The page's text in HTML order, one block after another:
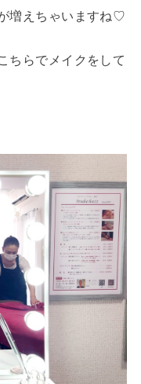
増えちゃいますね♡
ちらでメイクをして